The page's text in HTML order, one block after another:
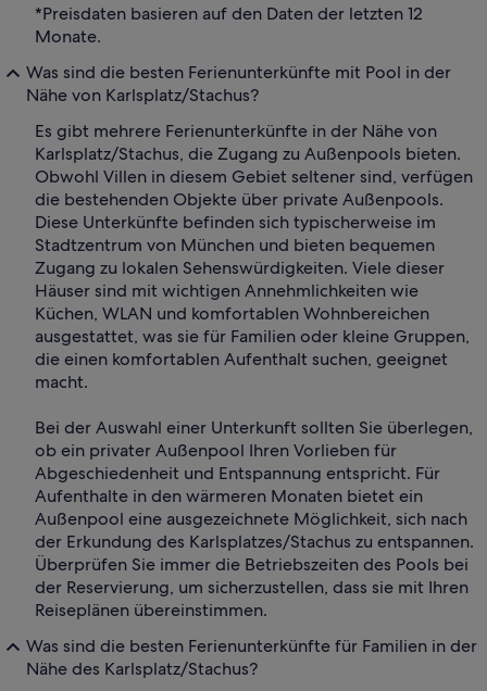
*Preisdaten basieren auf den Daten der letzten 12
Monate.
Was sind die besten Ferienunterkünfte mit Pool in der
Nähe von Karlsplatz/Stachus?
Es gibt mehrere Ferienunterkünfte in der Nähe von
Karlsplatz/Stachus, die Zugang zu Außenpools bieten.
Obwohl Villen in diesem Gebiet seltener sind, verfügen
die bestehenden Objekte über private Außenpools.
Diese Unterkünfte befinden sich typischerweise im
Stadtzentrum von München und bieten bequemen
Zugang zu lokalen Sehenswürdigkeiten. Viele dieser
Häuser sind mit wichtigen Annehmlichkeiten wie
Küchen, WLAN und komfortablen Wohnbereichen
ausgestattet, was sie für Familien oder kleine Gruppen,
die einen komfortablen Aufenthalt suchen, geeignet
macht.
Bei der Auswahl einer Unterkunft sollten Sie überlegen,
ob ein privater Außenpool Ihren Vorlieben für
Abgeschiedenheit und Entspannung entspricht. Für
Aufenthalte in den wärmeren Monaten bietet ein
Außenpool eine ausgezeichnete Möglichkeit, sich nach
der Erkundung des Karlsplatzes/Stachus zu entspannen.
Überprüfen Sie immer die Betriebszeiten des Pools bei
der Reservierung, um sicherzustellen, dass sie mit Ihren
Reiseplänen übereinstimmen.
Was sind die besten Ferienunterkünfte für Familien in der
Nähe des Karlsplatz/Stachus?